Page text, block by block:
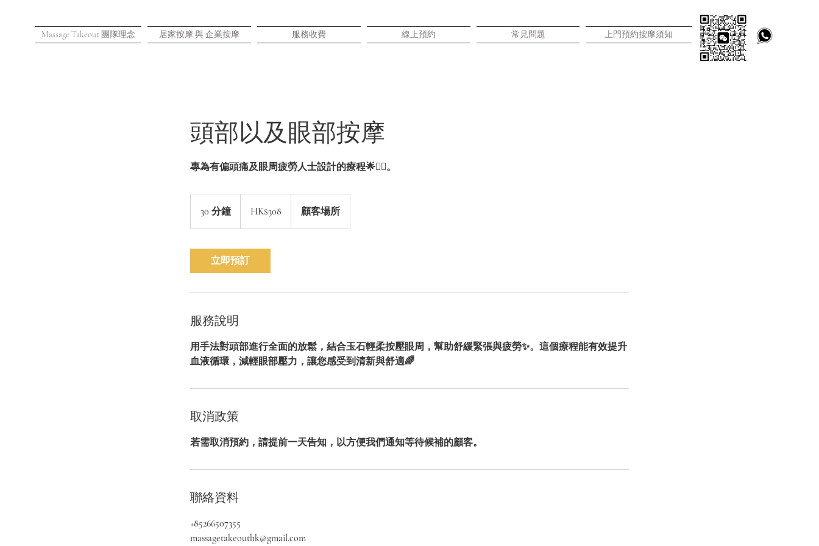
Massage Takeout 團隊理念 居家按摩 與 企業按摩 服務收費 線上預約 常見問題 上門預約按摩須知
頭部以及眼部按摩
專為有偏頭痛及眼周疲勞人士設計的療程🌟💆‍♂️。
30 分鐘3
0
鐘
HK$308 顧客場所
立即預訂
服務說明
用手法對頭部進行全面的放鬆，結合玉石輕柔按壓眼周，幫助舒緩緊張與疲勞✨。這個療程能有效提升
血液循環，減輕眼部壓力，讓您感受到清新與舒適🌈
取消政策
聯絡資料
+85266507355
massagetakeouthk@gmail.com